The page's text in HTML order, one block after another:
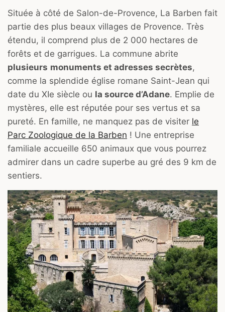
Située à côté de Salon-de-Provence, La Barben fait
partie des plus beaux villages de Provence. Très
étendu, il comprend plus de 2 000 hectares de
forêts et de garrigues. La commune abrite
plusieurs monuments et adresses secrètes,
comme la splendide église romane Saint-Jean qui
date du XIe siècle ou la source d’Adane. Emplie de
mystères, elle est réputée pour ses vertus et sa
pureté. En famille, ne manquez pas de visiter le
Parc Zoologique de la Barben ! Une entreprise
familiale accueille 650 animaux que vous pourrez
admirer dans un cadre superbe au gré des 9 km de
sentiers.